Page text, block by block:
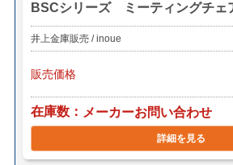
BSCシリーズ ミーティングチ
井上金庫販売 / inoue
販売価格
在庫数 メーカーお問い合わせ
詳細を見る